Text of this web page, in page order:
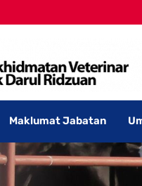
Maklumat Jabatan